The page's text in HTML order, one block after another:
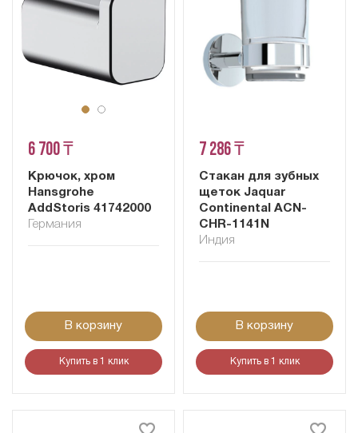
6 700 ₸
Крючок, хром
Hansgrohe
AddStoris 41742000
Германия
В корзину
Купить в 1 клик
7 286 ₸
Стакан для зубных
щеток Jaquar
Continental ACN-
CHR-1141N
Индия
В корзину
Купить в 1 клик